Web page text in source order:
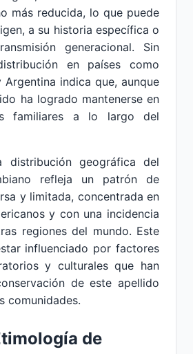
más reducida, lo que puede
a su historia específica o
generacional. Sin
en países como
Argentina indica que, aunque
ha logrado mantenerse en
familiares a lo largo del
distribución geográfica del
refleja un patrón de
y limitada, concentrada en
y con una incidencia
regiones del mundo. Este
influenciado por factores
y culturales que han
de este apellido
comunidades.
de